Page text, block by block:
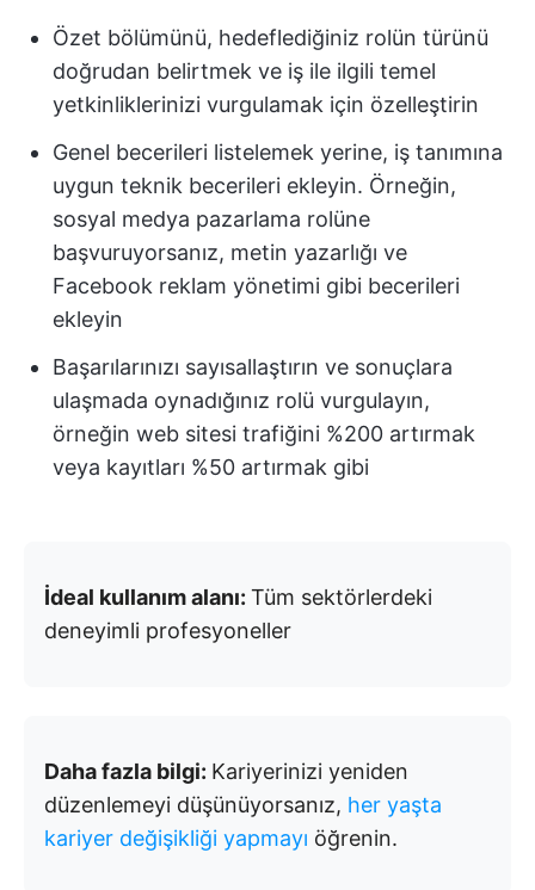
Özet bölümünü, hedeflediğiniz rolün türünü
doğrudan belirtmek ve iş ile ilgili temel
yetkinliklerinizi vurgulamak için özelleştirin
Genel becerileri listelemek yerine, iş tanımına
uygun teknik becerileri ekleyin. Örneğin,
sosyal medya pazarlama rolüne
başvuruyorsanız, metin yazarlığı ve
Facebook reklam yönetimi gibi becerileri
ekleyin
Başarılarınızı sayısallaştırın ve sonuçlara
ulaşmada oynadığınız rolü vurgulayın,
örneğin web sitesi trafiğini %200 artırmak
veya kayıtları %50 artırmak gibi
İdeal kullanım alanı: Tüm sektörlerdeki
deneyimli profesyoneller
Daha fazla bilgi: Kariyerinizi yeniden
düzenlemeyi düşünüyorsanız, her yaşta
kariyer değişikliği yapmayı öğrenin.